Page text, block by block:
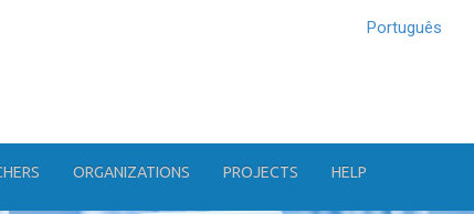
Português
ORGANIZATIONS PROJECTS HELP